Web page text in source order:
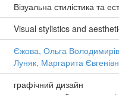
Візуальна стилістика та
Visual stylistics and
Єжова, Ольга
Луняк, Маргарита
графічний дизайн